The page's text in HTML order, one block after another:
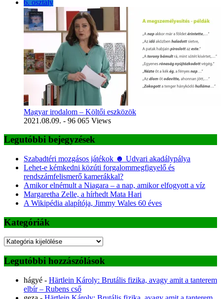
6. osztály
Magyar irodalom – Költői eszközök
2021.08.09. - 96 065 Views
Legutóbbi bejegyzések
Szabadtéri mozgásos játékok ☻ Udvari akadálypálya
Lehet-e kémkedni közúti forgalommegfigyelő és
rendszámfelismerő kamerákkal?
Amikor elnémult a Niagara – a nap, amikor elfogyott a víz
Margaretha Zelle, a hírhedt Mata Hari
A Wikipédia alapítója, Jimmy Wales 60 éves
Kategóriák
Kategóriák
Legutóbbi hozzászólások
hágyé - Härtlein Károly: Brutális fizika, avagy amit a tanterem
elbír – Rubens cső